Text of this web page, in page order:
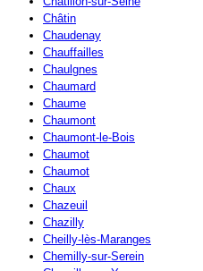
Châtin
Chaudenay
Chauffailles
Chaulgnes
Chaumard
Chaume
Chaumont
Chaumont-le-Bois
Chaumot
Chaumot
Chaux
Chazeuil
Chazilly
Cheilly-lès-Maranges
Chemilly-sur-Serein